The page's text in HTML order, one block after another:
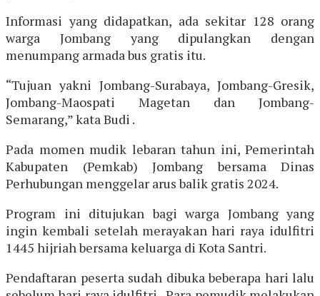
Informasi yang didapatkan, ada sekitar 128 orang
warga Jombang yang dipulangkan dengan
menumpang armada bus gratis itu.
“Tujuan yakni Jombang-Surabaya, Jombang-Gresik,
Jombang-Maospati Magetan dan Jombang-
Semarang,” kata Budi .
Pada momen mudik lebaran tahun ini, Pemerintah
Kabupaten (Pemkab) Jombang bersama Dinas
Perhubungan menggelar arus balik gratis 2024.
Program ini ditujukan bagi warga Jombang yang
ingin kembali setelah merayakan hari raya idulfitri
1445 hijriah bersama keluarga di Kota Santri.
Pendaftaran peserta sudah dibuka beberapa hari lalu